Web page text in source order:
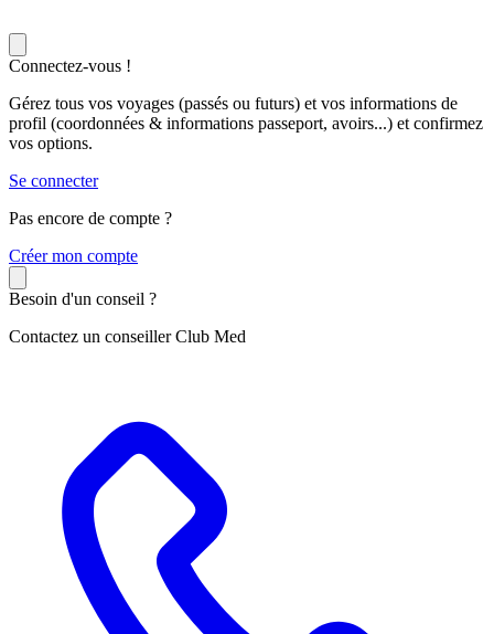
Connectez-vous !
Gérez tous vos voyages (passés ou futurs) et vos informations de
profil (coordonnées & informations passeport, avoirs...) et confirmez
vos options.
Se connecter
Pas encore de compte ?
Créer mon compte
Besoin d'un conseil ?
Contactez un conseiller Club Med